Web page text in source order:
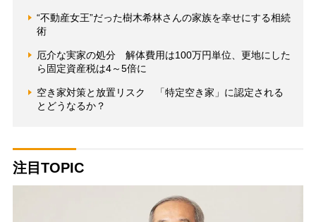
“不動産女王”だった樹木希林さんの家族を幸せにする相続
術
厄介な実家の処分 解体費用は100万円単位、更地にした
ら固定資産税は4～5倍に
空き家対策と放置リスク 「特定空き家」に認定される
とどうなるか？
注目TOPIC